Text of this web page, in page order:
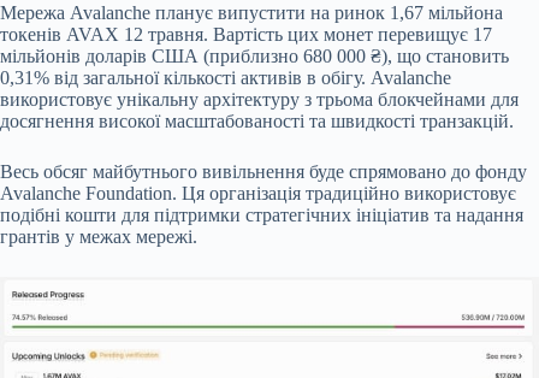
Мережа Avalanche планує випустити на ринок 1,67 мільйона
токенів AVAX 12 травня. Вартість цих монет перевищує 17
мільйонів доларів США (приблизно 680 000 ₴), що становить
0,31% від загальної кількості активів в обігу. Avalanche
використовує унікальну архітектуру з трьома блокчейнами для
досягнення високої масштабованості та швидкості транзакцій.
Весь обсяг майбутнього вивільнення буде спрямовано до фонду
Avalanche Foundation. Ця організація традиційно використовує
подібні кошти для підтримки стратегічних ініціатив та надання
грантів у межах мережі.